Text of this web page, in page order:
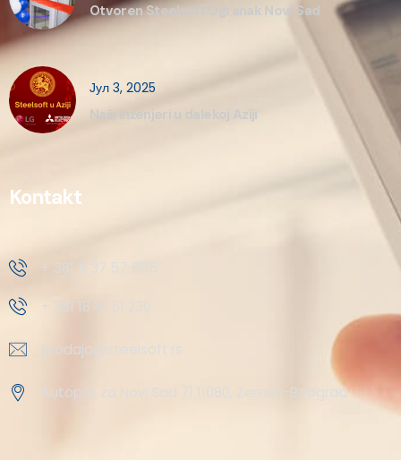
Otvoren Steelsoft Ogranak Novi Sad
Јул 3, 2025
Naši inženjeri u dalekoj Aziji
Kontakt
+ 381 11 37 57 555
+ 381 18 41 51 230
prodaja@steelsoft.rs
Autoput za Novi Sad 71 11080, Zemun-Beograd